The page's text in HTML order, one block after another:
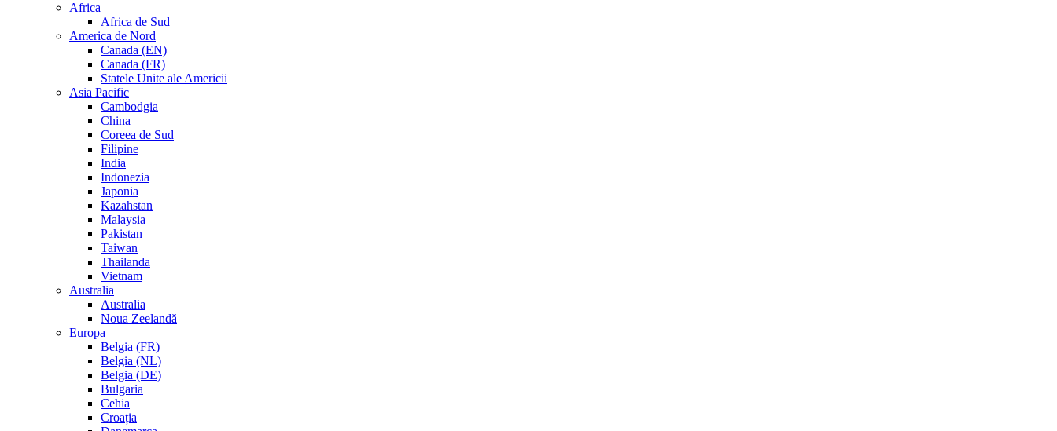
Africa
Africa de Sud
America de Nord
Canada (EN)
Canada (FR)
Statele Unite ale Americii
Asia Pacific
Cambodgia
China
Coreea de Sud
Filipine
India
Indonezia
Japonia
Kazahstan
Malaysia
Pakistan
Taiwan
Thailanda
Vietnam
Australia
Australia
Noua Zeelandă
Europa
Belgia (FR)
Belgia (NL)
Belgia (DE)
Bulgaria
Cehia
Croația